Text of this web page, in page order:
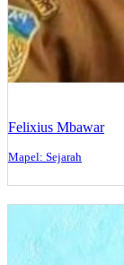
Felixius Mbawar
Mapel: Sejarah